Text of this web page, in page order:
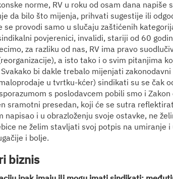
norme, RV u roku od osam dana napiše
da bilo što mijenja, prihvati sugestije ili
se provodi samo u slučaju zaštićenih
povjerenici, invalidi, stariji od 60
za razliku od nas, RV ima pravo
a isto tako i o svim pitanjima
bi dakle trebalo mijenjati zakonodavni
u tvrtku-kćer) sindikati su se čak
s poslodavcem pobili smo i
sramotni presedan, koji će se sutra
napisao i u obrazloženju svoje ostavke, ne
ne želim stavljati svoj potpis na umiranje
i bolje.
biznis